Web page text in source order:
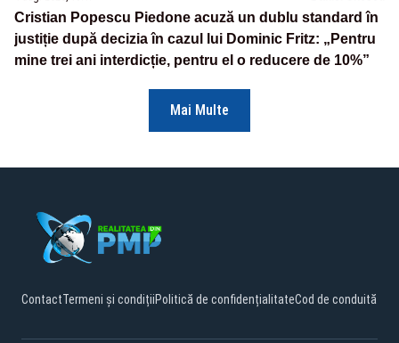
Cristian Popescu Piedone acuză un dublu standard în
justiție după decizia în cazul lui Dominic Fritz: „Pentru
mine trei ani interdicție, pentru el o reducere de 10%”
Mai Multe
ContactTermeni și condițiiPolitică de confidențialitateCod de conduită